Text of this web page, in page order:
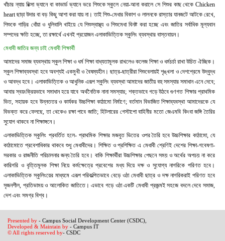
খাঁচার ন্যায় রিক্সা ভ্যানে বা কাভার্ড ভ্যানে ভরে শিশুকে স্কুলে নেয়া-আনা করালে সে শিশুর কাছ থেকে Chicken
heart ছাড়া উদার বা বড় কিছু আশা করা যায় না। তাই শিশু-মেধার বিকাশ ও লালনকে রাস্তার যানজটে আটকে রেখে,
শিশুকে গাড়ির ধোঁয়া ও ধুলিবালি খাইয়ে যে শিশুস্বাস্থ্য ও শিশুমেধা বিনষ্ট করা হচ্ছে এবং জাতির সর্বাধিক মূল্যবান
সম্পদের ক্ষতি হচ্ছে, তা রক্ষার্থে এখনই প্রয়োজন এলাকাভিত্তিক স্কুলিং ব্যবস্থার বাস্তবায়ন।
মেধাবী জাতির জন্য চাই মেধাবী শিক্ষার্থী
আমাদের সমাজ ব্যবস্থায় স্কুল শিক্ষা ও ধর্ম শিক্ষা বাধ্যতামূলক রাখলেও কলেজ শিক্ষা ও ধর্মচর্চা রাখা উচিত ঐচ্ছিক।
স্কুল শিক্ষাব্যবস্থা হবে অবশ্যই একমুখী ও বৈষম্যহীন। ছাত্র-ছাত্রীরা শিশুবেলায়ই শৃঙ্খলা ও দেশপ্রেমে উদ্বুদ্ধ
ও আবদ্ধ হবে। এলাকাভিত্তিক ও আধুনিক এরূপ স্কুলিং ব্যবস্থা আমাদের জাতীয় বহু সমস্যার সমাধান এনে দেবে;
আবার স্বয়ংক্রিয়ভাবে সমাধান হয়ে যাবে অর্থনৈতিক নানা সমস্যার; শক্তভাবে গড়ে উঠবে গুণগত শিক্ষার প্রাথমিক
ভিত, সহায়ক হবে উন্নততর ও কার্যকর উচ্চশিক্ষা কাঠামো নির্মাণে; বর্তমান বিভাজিত শিক্ষাব্যবস্থা আমাদেরকে যে
বিভক্ত করে ফেলছে, তা থেকেও রক্ষা পাবে জাতি; হিটলারের গেস্টাপো বাহিনীর মতো জেএমবি কিংবা জঙ্গি তৈরির
সুযোগ থাকবে না শিক্ষাঙ্গনে।
এলাকাভিত্তিক স্কুলিং প্রবর্তিত হলে- প্রাথমিক শিক্ষার মজবুত ভিতের ওপর তৈরি হবে উচ্চশিক্ষার কাঠামো, যে
কাঠামোতে প্রবেশাধিকার থাকবে শুধু মেধাবীদের। শিক্ষিত ও প্রশিক্ষিত এ মেধাবী শ্রেণিই দেশের শিক্ষা-গবেষণা-
সরকার ও রাজনীতি পরিচালনার জন্য তৈরি হবে। বাকি শিক্ষার্থীরা উচ্চশিক্ষার পেছনে সময় ও অর্থের অপচয় না করে
কারিগরি ও বৃত্তিমূলক শিক্ষা নিয়ে কর্মক্ষেত্রে প্রবেশের মধ্য দিয়ে দক্ষ ও সুযোগ্য নাগরিকে পরিণত হবে।
এলাকাভিত্তিক স্কুলিংয়ের মাধ্যমে এরূপ পরিকল্পিতভাবে বেড়ে ওঠা মেধাবী ছাত্র ও দক্ষ নাগরিকরাই পরিণত হবে
সৃজনশীল, প্রতিভাময় ও আলোকিত জাতিতে। এভাবে গড়ে ওঠা একটি মেধাবী প্রজন্মই সহজে বদলে দেবে সমাজ,
দেশ এবং সমগ্র বিশ্ব।
Presented by - Campus Social Development Center (CSDC),
Developed & Maintain by - Campus IT
© All rights reserved by- CSDC